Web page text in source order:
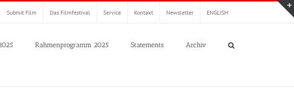
Submit Film Das Filmfestival Service Kontakt Newsletter ENGLISH
Rahmenprogramm 2025 Statements Archiv